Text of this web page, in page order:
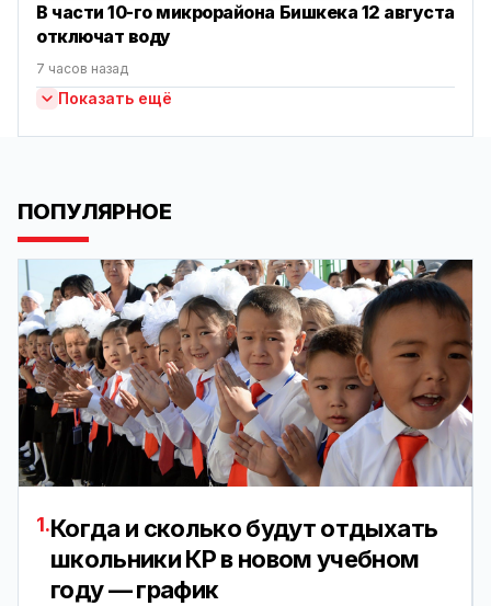
В части 10-го микрорайона Бишкека 12 августа
отключат воду
7 часов назад
Показать ещё
ПОПУЛЯРНОЕ
1.Когда и сколько будут отдыхать
школьники КР в новом учебном
году — график